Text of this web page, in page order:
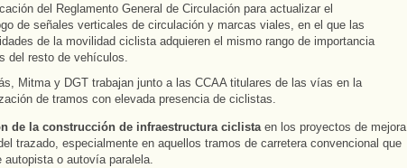
del Reglamento General de Circulación para actualizar el
de señales verticales de circulación y marcas viales, en el que las
de la movilidad ciclista adquieren el mismo rango de importancia
del resto de vehículos.
Mitma y DGT trabajan junto a las CCAA titulares de las vías en la
de tramos con elevada presencia de ciclistas.
de la construcción de infraestructura ciclistaen los proyectos de mejora
trazado, especialmente en aquellos tramos de carretera convencional que
autopista o autovía paralela.